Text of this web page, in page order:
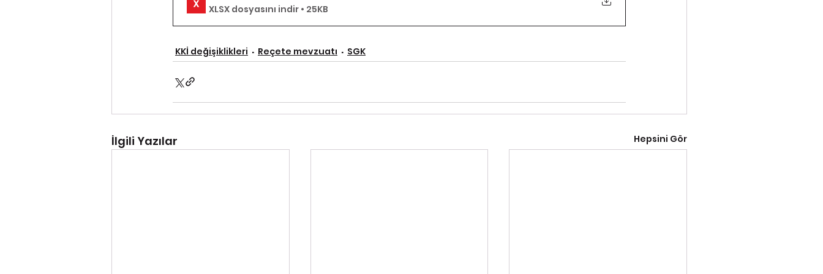
XLSX dosyasını indir • 25KB
KKİ değişiklikleri Reçete mevzuatı SGK
İlgili Yazılar Hepsini Gör